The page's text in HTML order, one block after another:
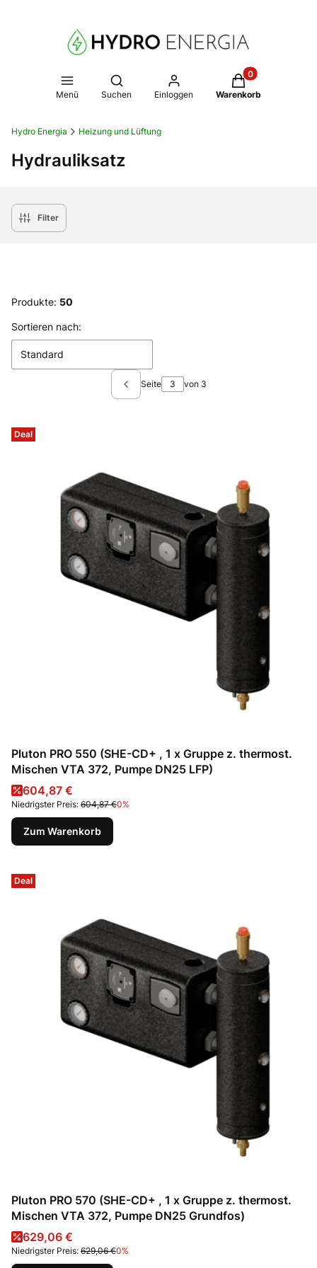
Menü
Suchmaschine öffnen
Suchen Einloggen
Produkte im
Warenkorb
Hydro Energia Heizung und Lüftung
Hydrauliksatz
Filter
Produkte: 50
Produktliste
Sortieren nach:
Standard
Vorherige Produkte
Seite von 3
Deal
Pluton PRO 550 (SHE-CD+ , 1 x Gruppe z. thermost.
Mischen VTA 372, Pumpe DN25 LFP)
Aktionspreis
604,87 €
Niedrigster Preis: 604,87 €0%
Zum Warenkorb
Deal
Pluton PRO 570 (SHE-CD+ , 1 x Gruppe z. thermost.
Mischen VTA 372, Pumpe DN25 Grundfos)
Aktionspreis
629,06 €
Niedrigster Preis: 629,06 €0%